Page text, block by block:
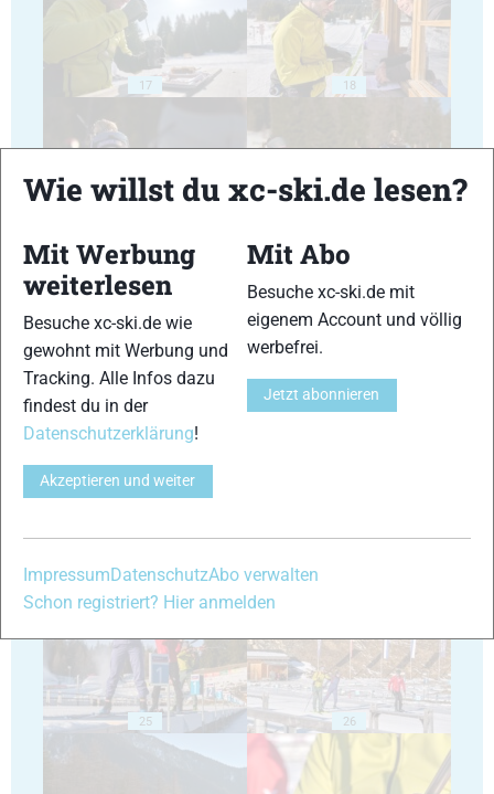
17 18
21 22
25 26
Wie willst du xc-ski.de lesen?
Mit Werbung
weiterlesen
Besuche xc-ski.de wie
gewohnt mit Werbung und
Tracking. Alle Infos dazu
findest du in der
Datenschutzerklärung!
Akzeptieren und weiter
Mit Abo
Besuche xc-ski.de mit
eigenem Account und völlig
werbefrei.
Jetzt abonnieren
Impressum DatenschutzAbo verwalten
Schon registriert? Hier anmelden